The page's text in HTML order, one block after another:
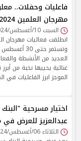
فاعليات وحفلات..
مهرجان العلمين 2024
السبت 10/أغسطس/2024 - 07:35 م
وتستمر
العديد من الأنشطة
غنائية يحييها نخبة من
الموجز ابرز الفاعليات في
اختيار مسرحية
عبدالعزيز للعرض في
الثلاثاء 06/أغسطس/2024 - 11:20 م